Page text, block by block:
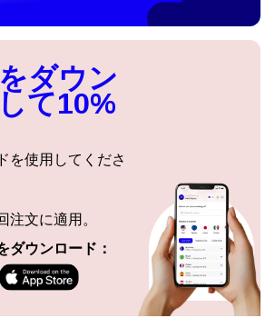
ダウン
て10%
を使用してくださ
注文に適用。
ダウンロード：